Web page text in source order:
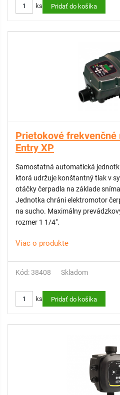
abnormálnemu stavu napájania
dvojaká nastavená hodnota,
hlavnej/podriadenej jednotky)
- viacjazyčný displej so 16 znakmi
- Wi-Fi zapojenie zo smartfónu
- frekvenčný menič je vybavený
- ochrana čerpadla a ovládanie
jednofázových čerpadiel
- zvyšovanie tlaku v systéme
- zavlažovanie a automatické
- pre domáce vodárne
- ideálne pre komplexné
domoch (dom aj záhrada)
- priemyselné použitie vo
- 1x230/10,5A , alebo 3x230V/9,7A
ks Pridať do košíka
Prietokové frekvenčné
Entry XP
Samostatná automatická
ktorá udržuje konštantný tlak v
otáčky čerpadla na základe
Jednotka chráni elektromotor
na sucho. Maximálny
rozmer 1 1/4".
Viac o produkte
Kód: 38408 Skladom
ks Pridať do košíka